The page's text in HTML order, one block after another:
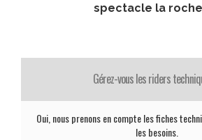
spectacle la
Gérez-vous les riders
Oui, nous prenons en compte les fiches
les besoins.